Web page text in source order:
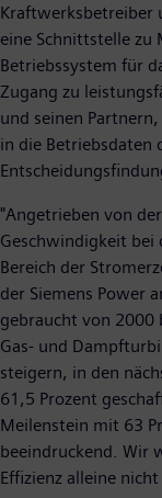
Kraftwerksbetreiber
eine Schnittstelle zu
Betriebssystem für
Zugang zu
und seinen
in die Betriebsdaten
"Angetrieben von
Geschwindigkeit
Bereich der
der Siemens Power
gebraucht von 2000
Gas- und
steigern, in den
61,5 Prozent
Meilenstein mit 63
beeindruckend. Wir
Effizienz alleine